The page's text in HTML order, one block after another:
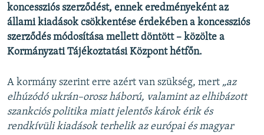
koncessziós szerződést, ennek eredményeként az
állami kiadások csökkentése érdekében a koncessziós
szerződés módosítása mellett döntött – közölte a
Kormányzati Tájékoztatási Központ hétfőn.
A kormány szerint erre azért van szükség, mert „az
elhúzódó ukrán–orosz háború, valamint az elhibázott
szankciós politika miatt jelentős károk érik és
rendkívüli kiadások terhelik az európai és magyar